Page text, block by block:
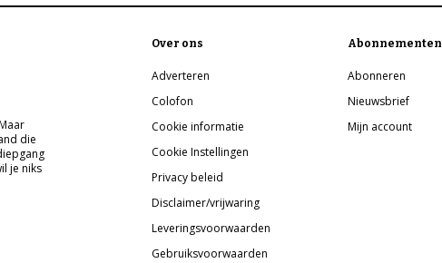
die
je niks
Over ons
Adverteren
Colofon
Cookie informatie
Cookie Instellingen
Privacy beleid
Disclaimer/vrijwaring
Leveringsvoorwaarden
Gebruiksvoorwaarden
Abonnementen
Abonneren
Nieuwsbrief
Mijn account